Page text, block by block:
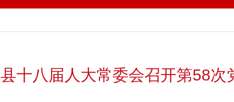
县十八届人大常委会召开第58次